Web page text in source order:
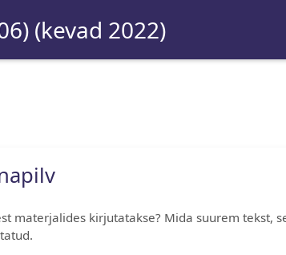
(kevad 2022)
materjalides kirjutatakse? Mida suurem tekst,